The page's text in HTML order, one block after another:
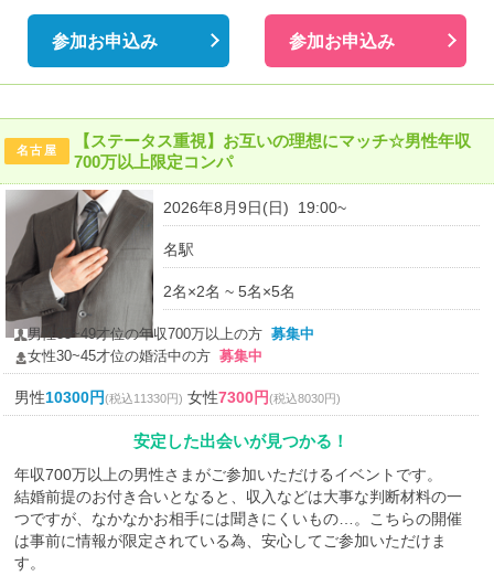
参加お申込み 参加お申込み
名古屋
【ステータス重視】お互いの理想にマッチ☆男性年収
700万以上限定コンパ
2026年8月9日(日) 19:00~
名駅
2名×2名 ~ 5名×5名
男性35~49才位の年収700万以上の方募集中
女性30~45才位の婚活中の方募集中
男性10300円(税込11330円) 女性7300円(税込8030円)
安定した出会いが見つかる！
年収700万以上の男性さまがご参加いただけるイベントです。
結婚前提のお付き合いとなると、収入などは大事な判断材料の一
つですが、なかなかお相手には聞きにくいもの…。こちらの開催
は事前に情報が限定されている為、安心してご参加いただけま
す。